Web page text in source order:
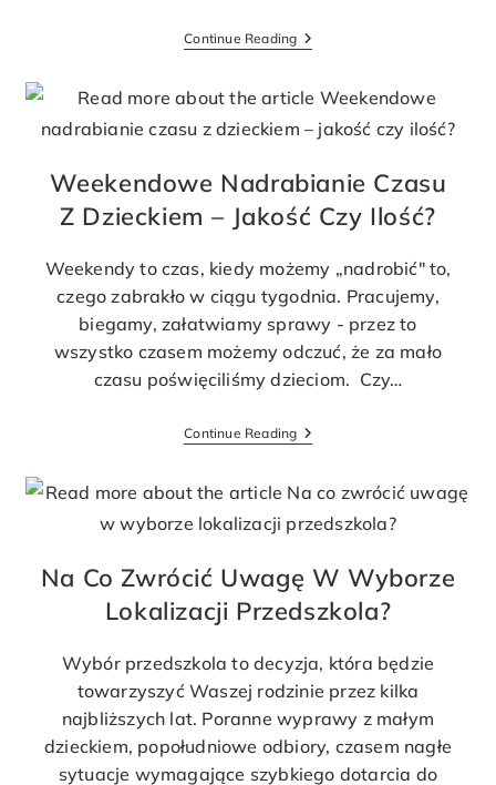
Continue Reading
Weekendowe Nadrabianie Czasu
Z Dzieckiem – Jakość Czy Ilość?
Weekendy to czas, kiedy możemy „nadrobić" to,
czego zabrakło w ciągu tygodnia. Pracujemy,
biegamy, załatwiamy sprawy - przez to
wszystko czasem możemy odczuć, że za mało
czasu poświęciliśmy dzieciom. Czy…
Continue Reading
Na Co Zwrócić Uwagę W Wyborze
Lokalizacji Przedszkola?
Wybór przedszkola to decyzja, która będzie
towarzyszyć Waszej rodzinie przez kilka
najbliższych lat. Poranne wyprawy z małym
dzieckiem, popołudniowe odbiory, czasem nagłe
sytuacje wymagające szybkiego dotarcia do